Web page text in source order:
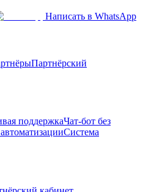
Написать в WhatsApp
Партнёрский
поддержкаЧат-бот без
Система